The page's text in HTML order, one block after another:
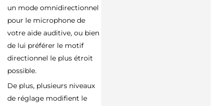
un mode omnidirectionnel
pour le microphone de
votre aide auditive, ou bien
de lui préférer le motif
directionnel le plus étroit
possible.
De plus, plusieurs niveaux
de réglage modifient le